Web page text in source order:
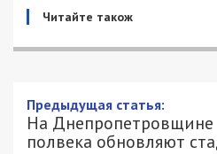
Читайте також
Предыдущая статья:
На Днепропетровщине
полвека обновляют